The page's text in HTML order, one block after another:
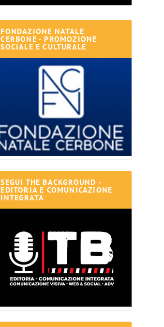
FONDAZIONE NATALE
CERBONE - PROMOZIONE
SOCIALE E CULTURALE
SEGUI THE BACKGROUND -
EDITORIA E COMUNICAZIONE
INTEGRATA